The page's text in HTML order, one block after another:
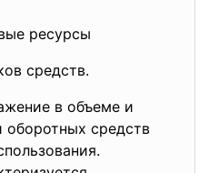
ресурсы
средств.
в объеме и
средств